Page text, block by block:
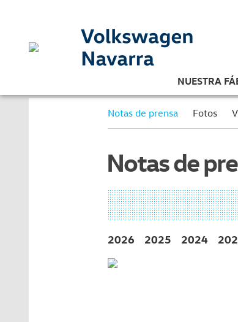
NUESTRA
Notas de prensa Fotos
Notas de
2026 2025 2024